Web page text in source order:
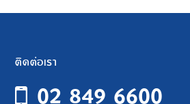
ติดต่อเรา
02 849 6600